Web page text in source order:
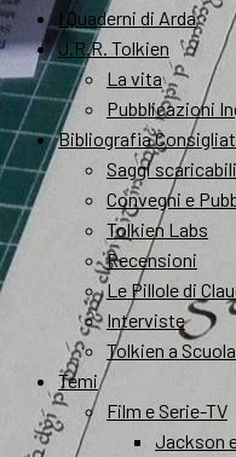
I Quaderni di Arda
J.R.R. Tolkien
La vita
Pubblicazioni
Bibliografia
Saggi scaricabili
Convegni e
Tolkien Labs
Recensioni
Le Pillole di
Interviste
Tolkien a Scuola
Temi
Film e Serie-TV
Jackson